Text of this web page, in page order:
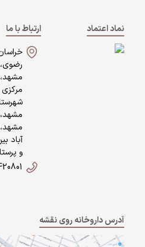
نماد اعتماد
ارتباط با ما
رضوی،
مرکزی
آباد
و
آدرس داروخانه روی نقشه